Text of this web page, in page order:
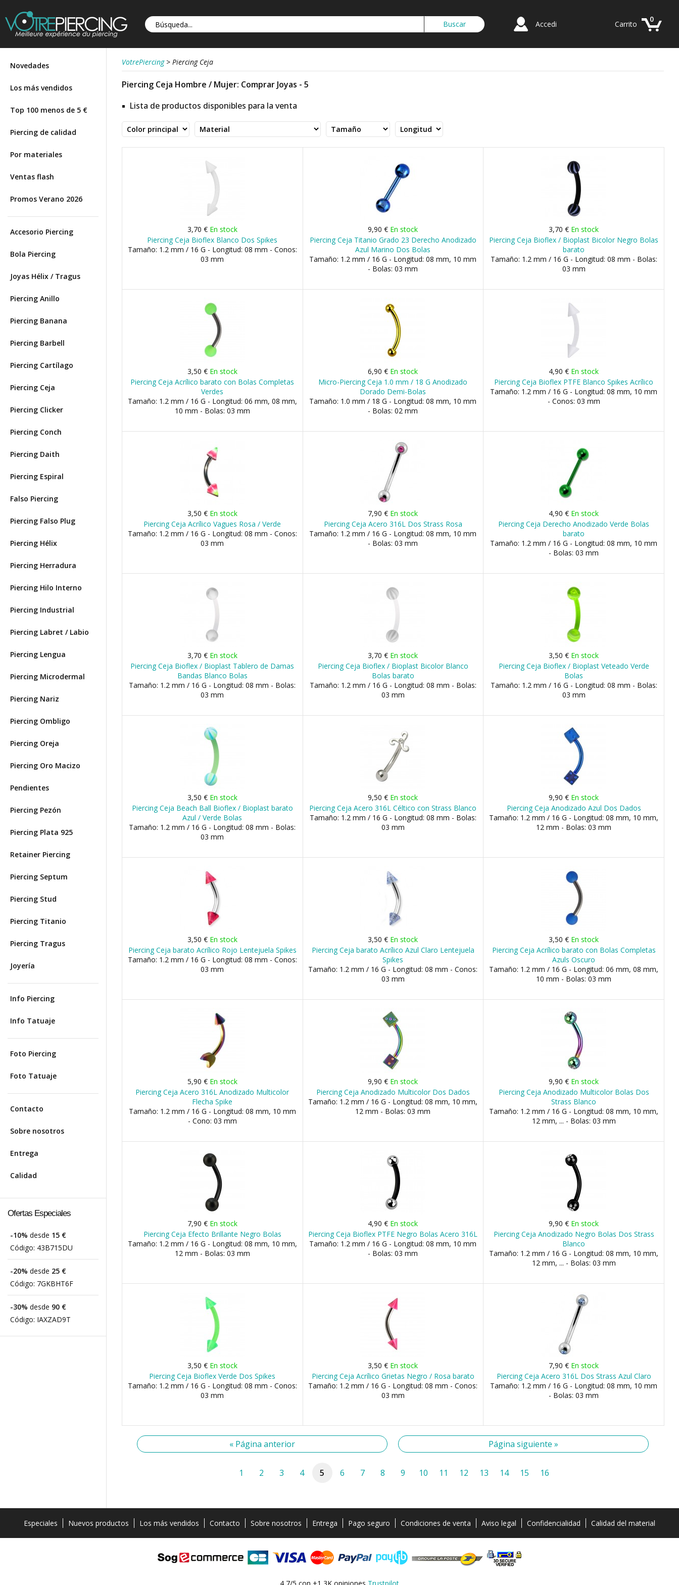
Accedi
0
Carrito
Novedades
Los más vendidos
Top 100 menos de 5 €
Piercing de calidad
Por materiales
Ventas flash
Promos Verano 2026
Accesorio Piercing
Bola Piercing
Joyas Hélix / Tragus
Piercing Anillo
Piercing Banana
Piercing Barbell
Piercing Cartílago
Piercing Ceja
Piercing Clicker
Piercing Conch
Piercing Daith
Piercing Espiral
Falso Piercing
Piercing Falso Plug
Piercing Hélix
Piercing Herradura
Piercing Hilo Interno
Piercing Industrial
Piercing Labret / Labio
Piercing Lengua
Piercing Microdermal
Piercing Nariz
Piercing Ombligo
Piercing Oreja
Piercing Oro Macizo
Pendientes
Piercing Pezón
Piercing Plata 925
Retainer Piercing
Piercing Septum
Piercing Stud
Piercing Titanio
Piercing Tragus
Joyería
Info Piercing
Info Tatuaje
Foto Piercing
Foto Tatuaje
Contacto
Sobre nosotros
Entrega
Calidad
Ofertas Especiales
-10% desde 15 €
Código: 43B715DU
-20% desde 25 €
Código: 7GKBHT6F
-30% desde 90 €
Código: IAXZAD9T
VotrePiercing > Piercing Ceja
Piercing Ceja Hombre / Mujer: Comprar Joyas - 5
Lista de productos disponibles para la venta
3,70 € En stock
Piercing Ceja Bioflex Blanco Dos Spikes
Tamaño: 1.2 mm / 16 G - Longitud: 08 mm - Conos:
03 mm
9,90 € En stock
Piercing Ceja Titanio Grado 23 Derecho Anodizado
Azul Marino Dos Bolas
Tamaño: 1.2 mm / 16 G - Longitud: 08 mm, 10 mm
- Bolas: 03 mm
3,70 € En stock
Piercing Ceja Bioflex / Bioplast Bicolor Negro Bolas
barato
Tamaño: 1.2 mm / 16 G - Longitud: 08 mm - Bolas:
03 mm
3,50 € En stock
Piercing Ceja Acrílico barato con Bolas Completas
Verdes
Tamaño: 1.2 mm / 16 G - Longitud: 06 mm, 08 mm,
10 mm - Bolas: 03 mm
6,90 € En stock
Micro-Piercing Ceja 1.0 mm / 18 G Anodizado
Dorado Demi-Bolas
Tamaño: 1.0 mm / 18 G - Longitud: 08 mm, 10 mm
- Bolas: 02 mm
4,90 € En stock
Piercing Ceja Bioflex PTFE Blanco Spikes Acrílico
Tamaño: 1.2 mm / 16 G - Longitud: 08 mm, 10 mm
- Conos: 03 mm
3,50 € En stock
Piercing Ceja Acrílico Vagues Rosa / Verde
Tamaño: 1.2 mm / 16 G - Longitud: 08 mm - Conos:
03 mm
7,90 € En stock
Piercing Ceja Acero 316L Dos Strass Rosa
Tamaño: 1.2 mm / 16 G - Longitud: 08 mm, 10 mm
- Bolas: 03 mm
4,90 € En stock
Piercing Ceja Derecho Anodizado Verde Bolas
barato
Tamaño: 1.2 mm / 16 G - Longitud: 08 mm, 10 mm
- Bolas: 03 mm
3,70 € En stock
Piercing Ceja Bioflex / Bioplast Tablero de Damas
Bandas Blanco Bolas
Tamaño: 1.2 mm / 16 G - Longitud: 08 mm - Bolas:
03 mm
3,70 € En stock
Piercing Ceja Bioflex / Bioplast Bicolor Blanco
Bolas barato
Tamaño: 1.2 mm / 16 G - Longitud: 08 mm - Bolas:
03 mm
3,50 € En stock
Piercing Ceja Bioflex / Bioplast Veteado Verde
Bolas
Tamaño: 1.2 mm / 16 G - Longitud: 08 mm - Bolas:
03 mm
3,50 € En stock
Piercing Ceja Beach Ball Bioflex / Bioplast barato
Azul / Verde Bolas
Tamaño: 1.2 mm / 16 G - Longitud: 08 mm - Bolas:
03 mm
9,50 € En stock
Piercing Ceja Acero 316L Céltico con Strass Blanco
Tamaño: 1.2 mm / 16 G - Longitud: 08 mm - Bolas:
03 mm
9,90 € En stock
Piercing Ceja Anodizado Azul Dos Dados
Tamaño: 1.2 mm / 16 G - Longitud: 08 mm, 10 mm,
12 mm - Bolas: 03 mm
3,50 € En stock
Piercing Ceja barato Acrílico Rojo Lentejuela Spikes
Tamaño: 1.2 mm / 16 G - Longitud: 08 mm - Conos:
03 mm
3,50 € En stock
Piercing Ceja barato Acrílico Azul Claro Lentejuela
Spikes
Tamaño: 1.2 mm / 16 G - Longitud: 08 mm - Conos:
03 mm
3,50 € En stock
Piercing Ceja Acrílico barato con Bolas Completas
Azuls Oscuro
Tamaño: 1.2 mm / 16 G - Longitud: 06 mm, 08 mm,
10 mm - Bolas: 03 mm
5,90 € En stock
Piercing Ceja Acero 316L Anodizado Multicolor
Flecha Spike
Tamaño: 1.2 mm / 16 G - Longitud: 08 mm, 10 mm
- Cono: 03 mm
9,90 € En stock
Piercing Ceja Anodizado Multicolor Dos Dados
Tamaño: 1.2 mm / 16 G - Longitud: 08 mm, 10 mm,
12 mm - Bolas: 03 mm
9,90 € En stock
Piercing Ceja Anodizado Multicolor Bolas Dos
Strass Blanco
Tamaño: 1.2 mm / 16 G - Longitud: 08 mm, 10 mm,
12 mm, ... - Bolas: 03 mm
7,90 € En stock
Piercing Ceja Efecto Brillante Negro Bolas
Tamaño: 1.2 mm / 16 G - Longitud: 08 mm, 10 mm,
12 mm - Bolas: 03 mm
4,90 € En stock
Piercing Ceja Bioflex PTFE Negro Bolas Acero 316L
Tamaño: 1.2 mm / 16 G - Longitud: 08 mm, 10 mm
- Bolas: 03 mm
9,90 € En stock
Piercing Ceja Anodizado Negro Bolas Dos Strass
Blanco
Tamaño: 1.2 mm / 16 G - Longitud: 08 mm, 10 mm,
12 mm, ... - Bolas: 03 mm
3,50 € En stock
Piercing Ceja Bioflex Verde Dos Spikes
Tamaño: 1.2 mm / 16 G - Longitud: 08 mm - Conos:
03 mm
3,50 € En stock
Piercing Ceja Acrílico Grietas Negro / Rosa barato
Tamaño: 1.2 mm / 16 G - Longitud: 08 mm - Conos:
03 mm
7,90 € En stock
Piercing Ceja Acero 316L Dos Strass Azul Claro
Tamaño: 1.2 mm / 16 G - Longitud: 08 mm, 10 mm
- Bolas: 03 mm
« Página anterior Página siguiente »
1 2 3 4 5 6 7 8 9 10 11 12 13 14 15 16
Especiales Nuevos productos Los más vendidos Contacto Sobre nosotros Entrega Pago seguro Condiciones de venta Aviso legal Confidencialidad Calidad del material